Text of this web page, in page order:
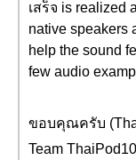
เสร็จ is realized
native speakers
help the sound
few audio
ขอบคุณครับ
Team